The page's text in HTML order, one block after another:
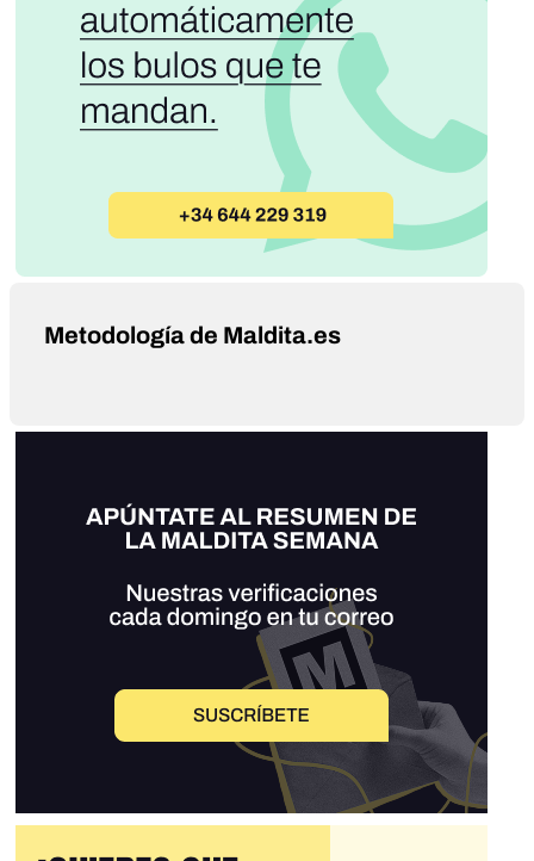
Metodología de Maldita.es